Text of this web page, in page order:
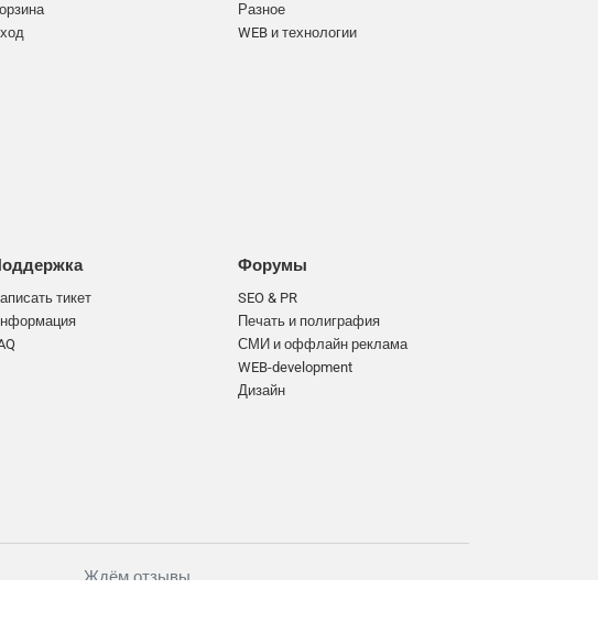
тикет
Разное
WEB и технологии
Форумы
SEO & PR
Печать и полиграфия
СМИ и оффлайн реклама
WEB-development
Дизайн
Ждём отзывы